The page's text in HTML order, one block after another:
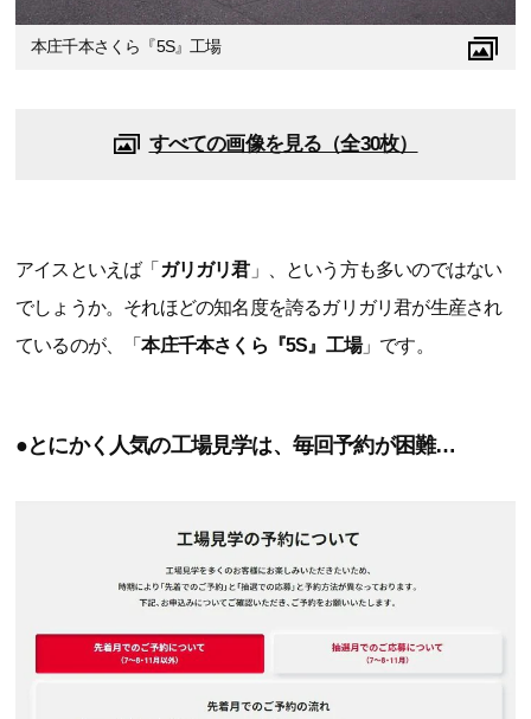
本庄千本さくら『5S』工場
すべての画像を見る（全30枚）
アイスといえば「 ガリガリ君」、という方も多いのではない
でしょうか。それほどの知名度を誇るガリガリ君が生産され
ているのが、「本庄千本さくら『5S』工場」です。
●とにかく人気の工場見学は、毎回予約が困難…